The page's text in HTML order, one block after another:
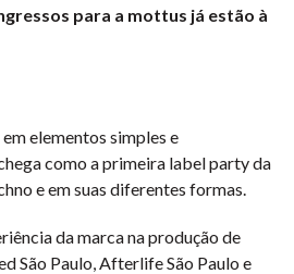
para a mottus já estão à
elementos simples e
como a primeira label party da
e em suas diferentes formas.
da marca na produção de
São Paulo, Afterlife São Paulo e